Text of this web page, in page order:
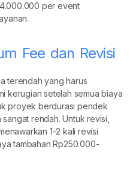
per event
Fee dan Revisi
terendah yang harus
kerugian setelah semua biaya
proyek berdurasi pendek
rendah. Untuk revisi,
1-2 kali revisi
tambahan Rp250.000-